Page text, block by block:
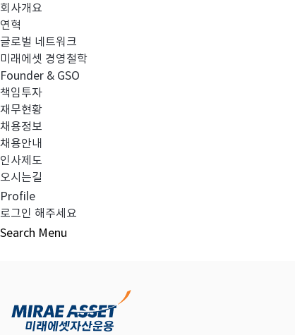
회사개요
연혁
글로벌 네트워크
미래에셋 경영철학
Founder & GSO
책임투자
재무현황
채용정보
채용안내
인사제도
오시는길
Profile
로그인 해주세요
Search Menu
이전글
다음글
목록보기